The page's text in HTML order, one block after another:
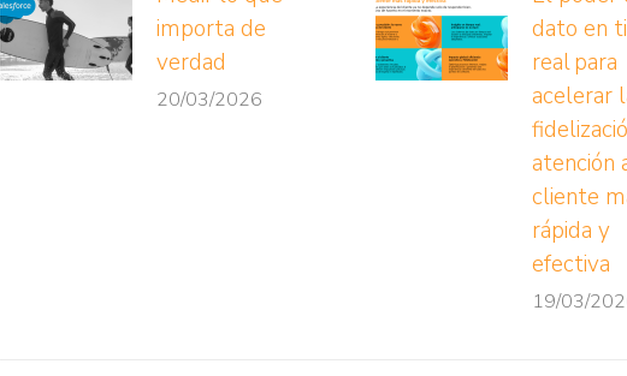
importa de
verdad
20/03/2026
dato en
real para
acelerar
atención
cliente
rápida y
efectiva
19/03/